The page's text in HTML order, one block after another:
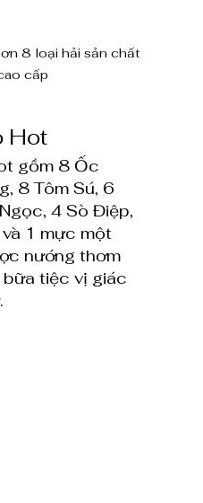
8 loại hải sản chất
cấp
Hot
gồm 8 Ốc
8 Tôm Sú, 6
4 Sò Điệp,
và 1 mực một
nướng thơm
tiệc vị giác